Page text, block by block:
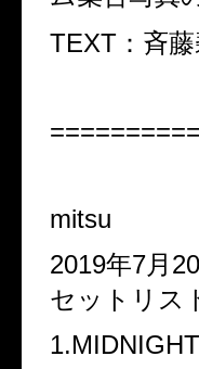
TEXT：斉
mitsu
2019年7月20
セットリス